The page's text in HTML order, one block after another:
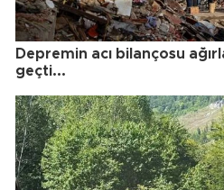
Depremin acı bilançosu
geçti...